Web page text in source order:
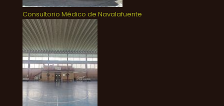
Consultorio Médico de Navalafuente